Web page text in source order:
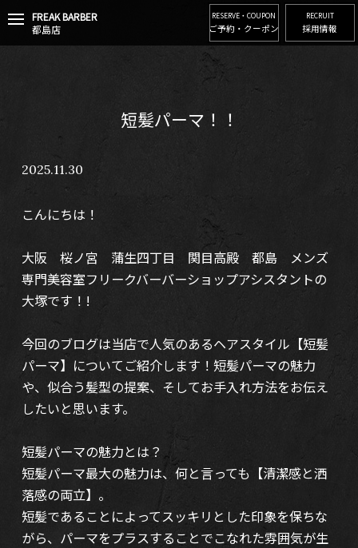
FREAK BARBER
都島店
RESERVE・COUPON
ご予約・クーポン
RECRUIT
採用情報
短髪パーマ！！
2025.11.30
こんにちは！
大阪 桜ノ宮 蒲生四丁目 関目高殿 都島 メンズ
専門美容室フリークバーバーショップアシスタントの
大塚です！!
今回のブログは当店で人気のあるヘアスタイル【短髪
パーマ】についてご紹介します！短髪パーマの魅力
や、似合う髪型の提案、そしてお手入れ方法をお伝え
したいと思います。
短髪パーマの魅力とは？
短髪パーマ最大の魅力は、何と言っても【清潔感と洒
落感の両立】。
短髪であることによってスッキリとした印象を保ちな
がら、パーマをプラスすることでこなれた雰囲気が生
t
g